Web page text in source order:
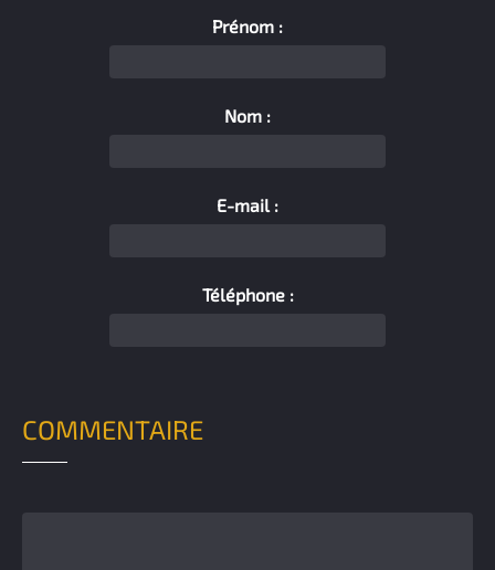
Prénom :
Nom :
E-mail :
Téléphone :
COMMENTAIRE